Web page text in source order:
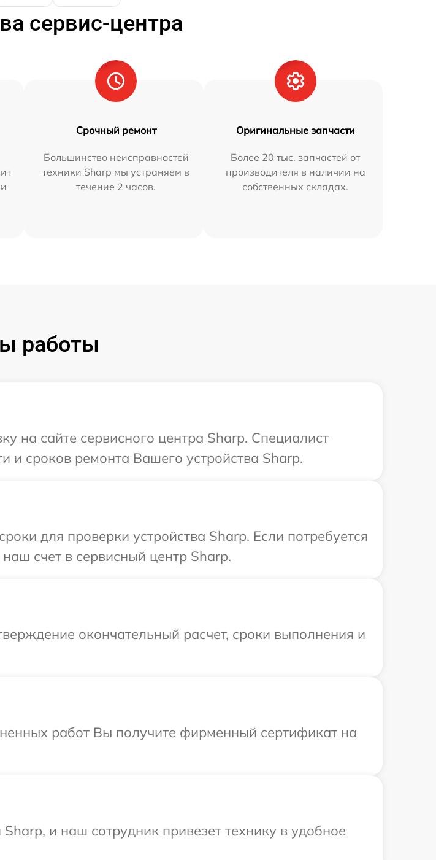
сервис-центра
Срочный ремонт
Большинство неисправностей
техники Sharp мы устраняем в
течение 2 часов.
Оригинальные запчасти
Более 20 тыс. запчастей от
производителя в наличии на
собственных складах.
работы
на сайте сервисного центра Sharp. Специалист
и сроков ремонта Вашего устройства Sharp.
для проверки устройства Sharp. Если потребуется
счет в сервисный центр Sharp.
окончательный расчет, сроки выполнения и
работ Вы получите фирменный сертификат на
и наш сотрудник привезет технику в удобное